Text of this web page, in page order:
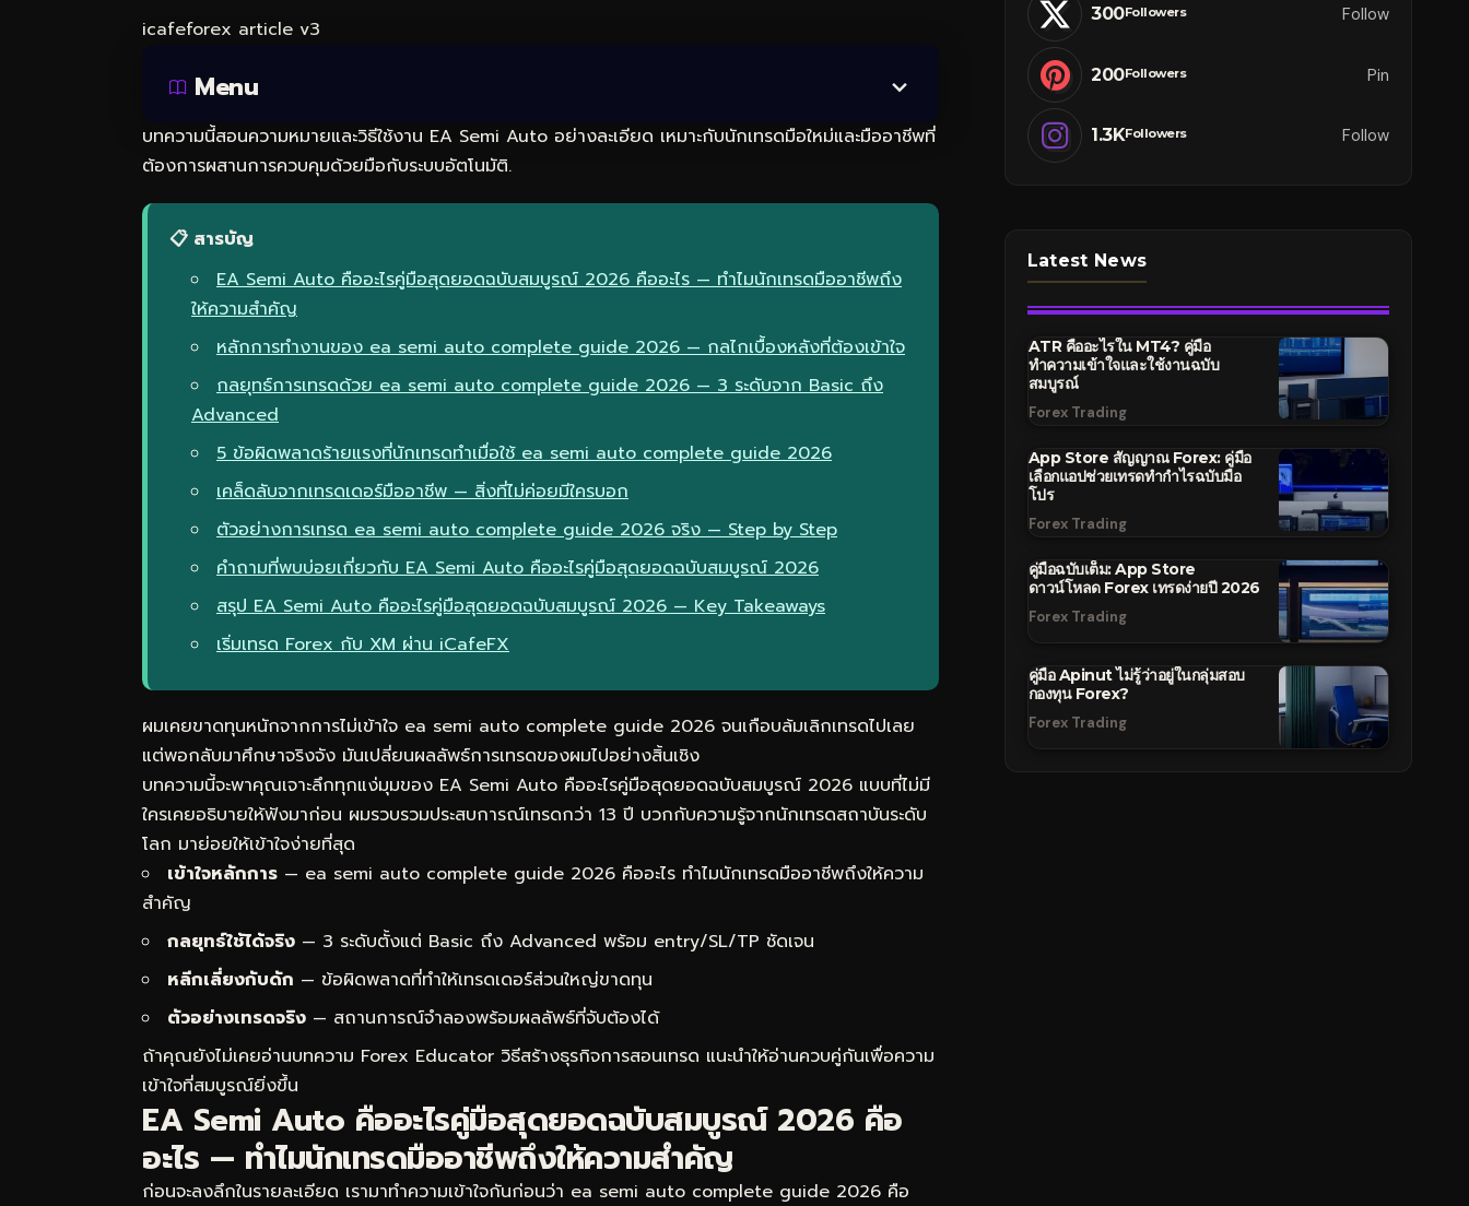
icafeforex article v3
Menu
บทความนี้สอนความหมายและวิธีใช้งาน EA Semi Auto อย่างละเอียด เหมาะกับนักเทรดมือใหม่และมืออาชีพที่
ต้องการผสานการควบคุมด้วยมือกับระบบอัตโนมัติ.
📋 สารบัญ
EA Semi Auto คืออะไรคู่มือสุดยอดฉบับสมบูรณ์ 2026 คืออะไร — ทำไมนักเทรดมืออาชีพถึง
ให้ความสำคัญ
หลักการทำงานของ ea semi auto complete guide 2026 — กลไกเบื้องหลังที่ต้องเข้าใจ
กลยุทธ์การเทรดด้วย ea semi auto complete guide 2026 — 3 ระดับจาก Basic ถึง
Advanced
5 ข้อผิดพลาดร้ายแรงที่นักเทรดทำเมื่อใช้ ea semi auto complete guide 2026
เคล็ดลับจากเทรดเดอร์มืออาชีพ — สิ่งที่ไม่ค่อยมีใครบอก
ตัวอย่างการเทรด ea semi auto complete guide 2026 จริง — Step by Step
คำถามที่พบบ่อยเกี่ยวกับ EA Semi Auto คืออะไรคู่มือสุดยอดฉบับสมบูรณ์ 2026
สรุป EA Semi Auto คืออะไรคู่มือสุดยอดฉบับสมบูรณ์ 2026 — Key Takeaways
เริ่มเทรด Forex กับ XM ผ่าน iCafeFX
ผมเคยขาดทุนหนักจากการไม่เข้าใจ ea semi auto complete guide 2026 จนเกือบล้มเลิกเทรดไปเลย
แต่พอกลับมาศึกษาจริงจัง มันเปลี่ยนผลลัพธ์การเทรดของผมไปอย่างสิ้นเชิง
บทความนี้จะพาคุณเจาะลึกทุกแง่มุมของ EA Semi Auto คืออะไรคู่มือสุดยอดฉบับสมบูรณ์ 2026 แบบที่ไม่มี
ใครเคยอธิบายให้ฟังมาก่อน ผมรวบรวมประสบการณ์เทรดกว่า 13 ปี บวกกับความรู้จากนักเทรดสถาบันระดับ
โลก มาย่อยให้เข้าใจง่ายที่สุด
เข้าใจหลักการ — ea semi auto complete guide 2026 คืออะไร ทำไมนักเทรดมืออาชีพถึงให้ความ
สำคัญ
กลยุทธ์ใช้ได้จริง — 3 ระดับตั้งแต่ Basic ถึง Advanced พร้อม entry/SL/TP ชัดเจน
หลีกเลี่ยงกับดัก — ข้อผิดพลาดที่ทำให้เทรดเดอร์ส่วนใหญ่ขาดทุน
ตัวอย่างเทรดจริง — สถานการณ์จำลองพร้อมผลลัพธ์ที่จับต้องได้
ถ้าคุณยังไม่เคยอ่านบทความ Forex Educator วิธีสร้างธุรกิจการสอนเทรด แนะนำให้อ่านควบคู่กันเพื่อความ
เข้าใจที่สมบูรณ์ยิ่งขึ้น
EA Semi Auto คืออะไรคู่มือสุดยอดฉบับสมบูรณ์ 2026 คือ
อะไร — ทำไมนักเทรดมืออาชีพถึงให้ความสำคัญ
ก่อนจะลงลึกในรายละเอียด เรามาทำความเข้าใจกันก่อนว่า ea semi auto complete guide 2026 คือ
300Followers Follow
200Followers Pin
1.3KFollowers Follow
Latest News
ATR คืออะไรใน MT4? คู่มือ
ทำความเข้าใจและใช้งานฉบับ
สมบูรณ์
Forex Trading
App Store สัญญาณ Forex: คู่มือ
เลือกแอปช่วยเทรดทำกำไรฉบับมือ
โปร
Forex Trading
คู่มือฉบับเต็ม: App Store
ดาวน์โหลด Forex เทรดง่ายปี 2026
Forex Trading
คู่มือ Apinut ไม่รู้ว่าอยู่ในกลุ่มสอบ
กองทุน Forex?
Forex Trading